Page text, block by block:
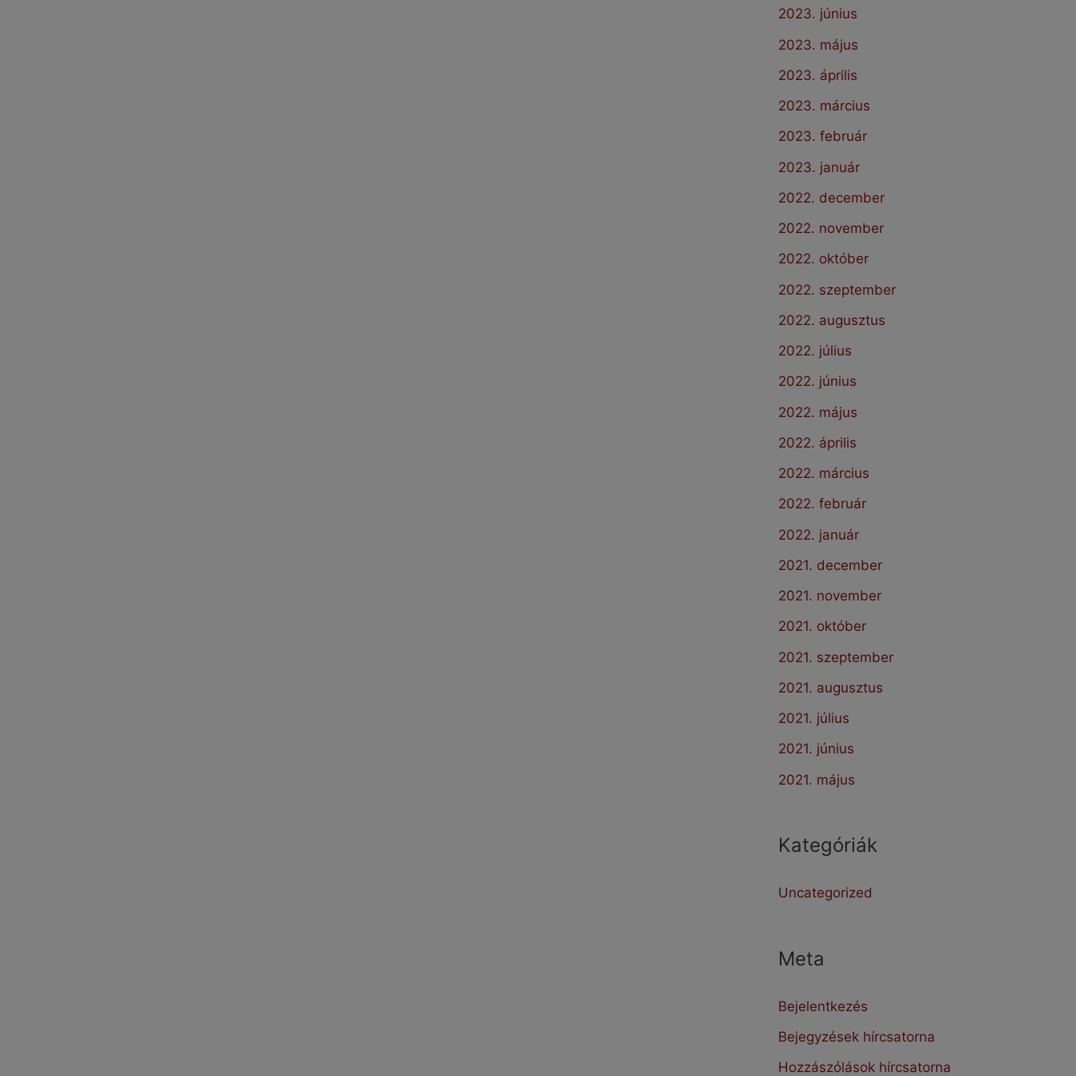
2023. június
2023. május
2023. április
2023. március
2023. február
2023. január
2022. december
2022. november
2022. október
2022. szeptember
2022. augusztus
2022. július
2022. június
2022. május
2022. április
2022. március
2022. február
2022. január
2021. december
2021. november
2021. október
2021. szeptember
2021. augusztus
2021. július
2021. június
2021. május
Kategóriák
Uncategorized
Meta
Bejelentkezés
Bejegyzések hírcsatorna
Hozzászólások hírcsatorna